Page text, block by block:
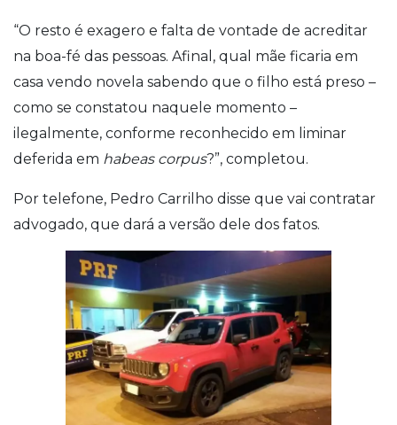
“O resto é exagero e falta de vontade de acreditar
na boa-fé das pessoas. Afinal, qual mãe ficaria em
casa vendo novela sabendo que o filho está preso –
como se constatou naquele momento –
ilegalmente, conforme reconhecido em liminar
deferida em habeas corpus?”, completou.
Por telefone, Pedro Carrilho disse que vai contratar
advogado, que dará a versão dele dos fatos.